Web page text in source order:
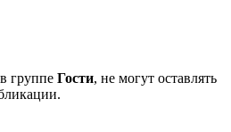
группе Гости, не могут оставлять